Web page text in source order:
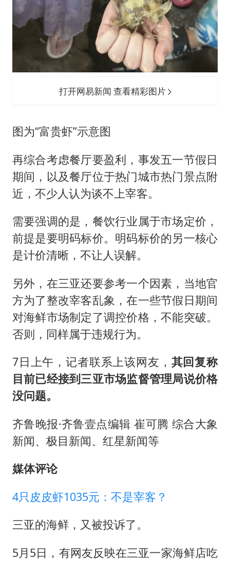
打开网易新闻 查看精彩图片
图为“富贵虾”示意图
再综合考虑餐厅要盈利，事发五一节假日
期间，以及餐厅位于热门城市热门景点附
近，不少人认为谈不上宰客。
需要强调的是，餐饮行业属于市场定价，
前提是要明码标价。明码标价的另一核心
是计价清晰，不让人误解。
另外，在三亚还要参考一个因素，当地官
方为了整改宰客乱象，在一些节假日期间
对海鲜市场制定了调控价格，不能突破。
否则，同样属于违规行为。
7日上午，记者联系上该网友， 其回复称
目前已经接到三亚市场监督管理局说价格
没问题。
齐鲁晚报·齐鲁壹点编辑 崔可腾 综合大象
新闻、极目新闻、红星新闻等
媒体评论
4只皮皮虾1035元：不是宰客？
三亚的海鲜，又被投诉了。
5月5日，有网友反映在三亚一家海鲜店吃